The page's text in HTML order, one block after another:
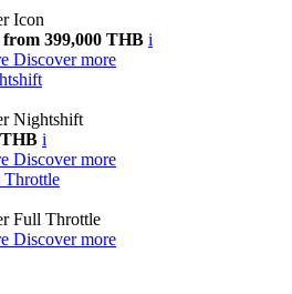
Icon
399,000 THB i
Discover more
Nightshift
THB i
Discover more
Throttle
Full Throttle
Discover more